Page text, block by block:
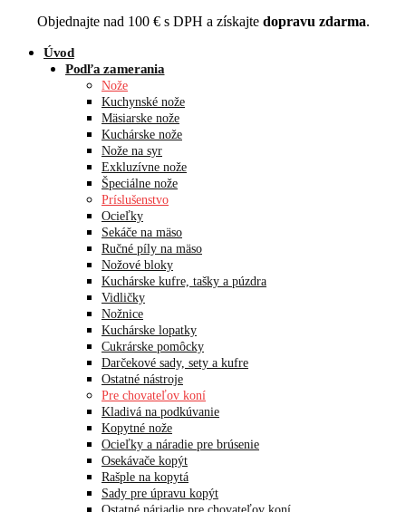
Objednajte nad 100 € s DPH a získajte dopravu zdarma.
Úvod
Podľa zamerania
Nože
Kuchynské nože
Mäsiarske nože
Kuchárske nože
Nože na syr
Exkluzívne nože
Špeciálne nože
Príslušenstvo
Ocieľky
Sekáče na mäso
Ručné píly na mäso
Nožové bloky
Kuchárske kufre, tašky a púzdra
Vidličky
Nožnice
Kuchárske lopatky
Cukrárske pomôcky
Darčekové sady, sety a kufre
Ostatné nástroje
Pre chovateľov koní
Kladivá na podkúvanie
Kopytné nože
Ocieľky a náradie pre brúsenie
Osekávače kopýt
Rašple na kopytá
Sady pre úpravu kopýt